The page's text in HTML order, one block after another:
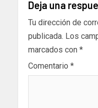
Deja una
Tu dirección de
publicada. Los
marcados con *
Comentario *